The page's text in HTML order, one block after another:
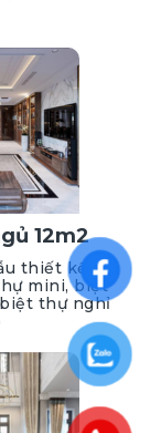
12m2
thiết kế nội
mini, biệt
thự nghỉ